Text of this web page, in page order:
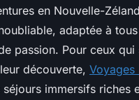
en Nouvelle-
adaptée à
passion. Pour ceux qui
découverte, Voyages
immersifs riches